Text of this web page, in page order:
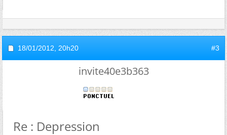
18/01/2012, 20h20 #3
invite40e3b363
Re : Depression